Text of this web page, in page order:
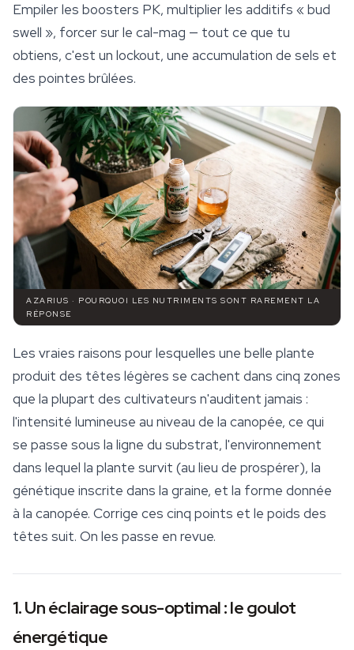
Empiler les boosters PK, multiplier les additifs « bud
swell », forcer sur le cal-mag — tout ce que tu
obtiens, c'est un lockout, une accumulation de sels et
des pointes brûlées.
AZARIUS · POURQUOI LES NUTRIMENTS SONT RAREMENT LA
RÉPONSE
Les vraies raisons pour lesquelles une belle plante
produit des têtes légères se cachent dans cinq zones
que la plupart des cultivateurs n'auditent jamais :
l'intensité lumineuse au niveau de la canopée, ce qui
se passe sous la ligne du substrat, l'environnement
dans lequel la plante survit (au lieu de prospérer), la
génétique inscrite dans la graine, et la forme donnée
à la canopée. Corrige ces cinq points et le poids des
têtes suit. On les passe en revue.
1. Un éclairage sous-optimal : le goulot
énergétique